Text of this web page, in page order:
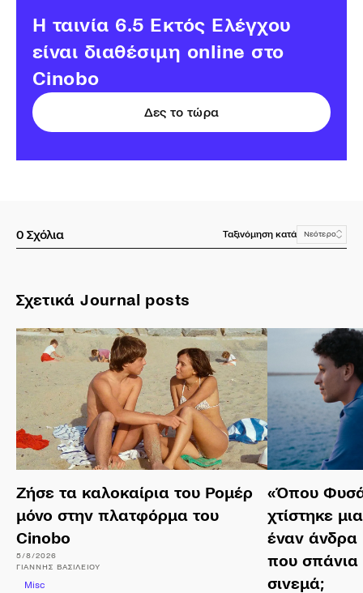
H ταινία 6.5 Εκτός Ελέγχου
είναι διαθέσιμη online στο
Cinobo
Δες το τώρα
0 Σχόλια Ταξινόμηση κατά Νεότερο
Σχετικά Journal posts
Ζήσε τα καλοκαίρια του Ρομέρ
μόνο στην πλατφόρμα του
Cinobo
5/8/2026
ΓΙΆΝΝΗΣ ΒΑΣΙΛΕΊΟΥ
Misc
«Όπου
χτίστηκε
έναν άνδρα
που σπάνια
σινεμά;